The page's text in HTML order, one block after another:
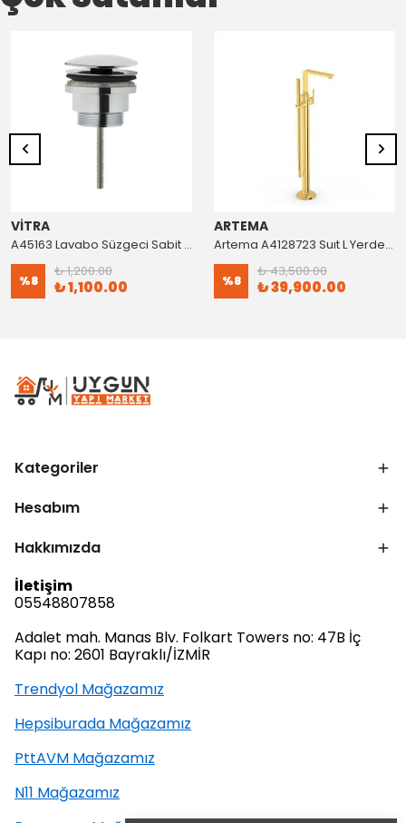
VİTRA
A45163 Lavabo Süzgeci Sabit Krom
%8
₺ 1,200.00
₺ 1,100.00
ARTEMA
Artema A4128723 Suıt L Yerden Küvet Bataryası Altın
%8
₺ 43,500.00
₺ 39,900.00
Kategoriler
Hesabım
Hakkımızda
İletişim
05548807858
Adalet mah. Manas Blv. Folkart Towers no: 47B İç
Kapı no: 2601 Bayraklı/İZMİR
Trendyol Mağazamız
Hepsiburada Mağazamız
PttAVM Mağazamız
N11 Mağazamız